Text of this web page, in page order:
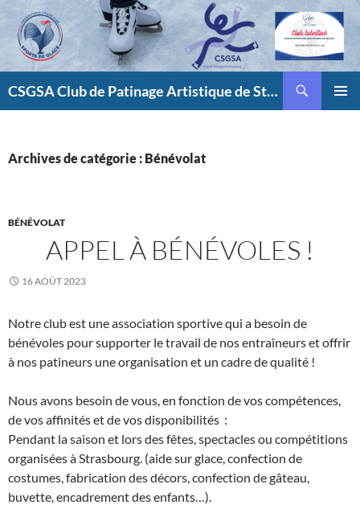
contenu
CSGSA Club de Patinage Artistique de Strasbourg
Archives de catégorie : Bénévolat
BÉNÉVOLAT
APPEL À BÉNÉVOLES !
16 AOÛT 2023
Notre club est une association sportive qui a besoin de
bénévoles pour supporter le travail de nos entraîneurs et offrir
à nos patineurs une organisation et un cadre de qualité !
Nous avons besoin de vous, en fonction de vos compétences,
de vos affinités et de vos disponibilités :
Pendant la saison et lors des fêtes, spectacles ou compétitions
organisées à Strasbourg. (aide sur glace, confection de
costumes, fabrication des décors, confection de gâteau,
buvette, encadrement des enfants…).